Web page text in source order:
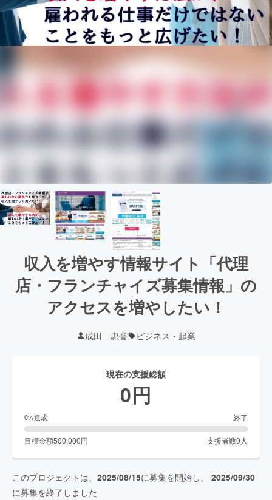
収入を増やす情報サイト「代理
店・フランチャイズ募集情報」の
アクセスを増やしたい！
成田 忠誉 ビジネス・起業
現在の支援総額
0円
0%達成 終了
目標金額500,000円 支援者数0 人
このプロジェクトは、 2025/08/15に募集を開始し、 2025/09/30
に募集を終了しました